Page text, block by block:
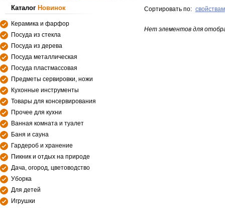
Каталог Новинок
Керамика и фарфор
Посуда из стекла
Посуда из дерева
Посуда металлическая
Посуда пластмассовая
Предметы сервировки, ножи
Кухонные инструменты
Товары для консервирования
Прочее для кухни
Ванная комната и туалет
Баня и сауна
Гардероб и хранение
Пикник и отдых на природе
Дача, огород, цветоводство
Уборка
Для детей
Игрушки
Сортировать по: свойствам
Нет элементов для